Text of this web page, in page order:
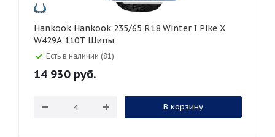
Hankook Hankook 235/65 R18 Winter I Pike X
W429A 110T Шипы
Есть в наличии (81)
14 930 руб.
В корзину